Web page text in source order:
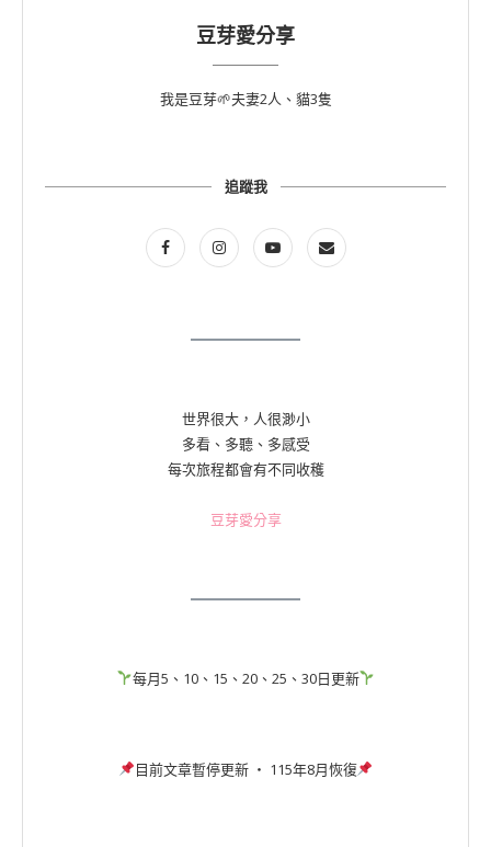
豆芽愛分享
我是豆芽🌱夫妻2人、貓3隻
追蹤我
世界很大，人很渺小
多看、多聽、多感受
每次旅程都會有不同收穫
豆芽愛分享
每月5、10、15、20、25、30日更新
目前文章暫停更新 ‧ 115年8月恢復